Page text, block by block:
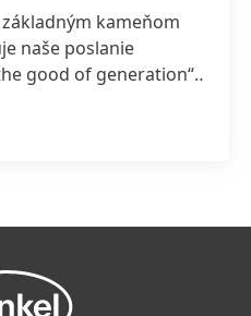
kameňom
naše poslanie
good of generation“,